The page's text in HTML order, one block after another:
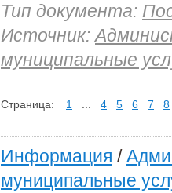
Тип документа:
Источник:
муниципальные
Страница: 1 4 5 6 7 8
Информация /
муниципальные